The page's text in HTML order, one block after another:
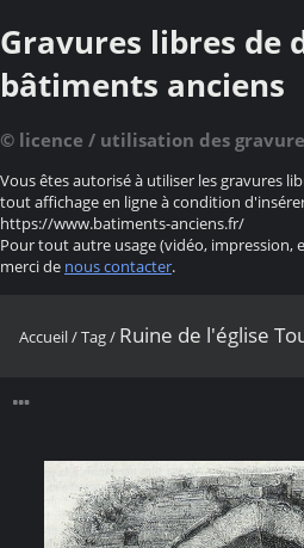
Gravures libres de
bâtiments anciens
© licence / utilisation des
Vous êtes autorisé à utiliser les gravures
tout affichage en ligne à condition
https://www.batiments-anciens.fr/
Pour tout autre usage (vidéo, impression,
merci de nous contacter.
Accueil/Tag/ Ruine de l'église